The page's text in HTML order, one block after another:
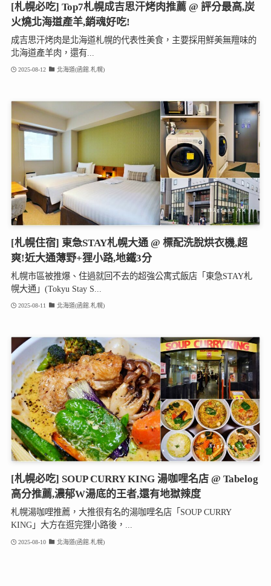
[札幌必吃] Top7札幌成吉思汗烤肉推薦 @ 評分最高,炭
火燒北海道產羊,銷魂好吃!
成吉思汗烤肉是北海道札幌的代表性美食，主要採用鮮美無羶味的
北海道產羊肉，還有...
2025-08-12 北海道(函館.札幌)
[札幌住宿] 東急STAY札幌大通 @ 標配洗脫烘衣機,超
爽!近大通薄野+狸小路,地鐵3分
札幌市區被推爆、住過就回不去的超強公寓式飯店「東急STAY札
幌大通」(Tokyu Stay S...
2025-08-11 北海道(函館.札幌)
[札幌必吃] SOUP CURRY KING 湯咖哩名店 @ Tabelog
高分推薦,濃郁W湯底的王者,還有地獄辣度
札幌湯咖哩推薦，大推很有名的湯咖哩名店「SOUP CURRY
KING」大方在逛完狸小路後，...
2025-08-10 北海道(函館.札幌)